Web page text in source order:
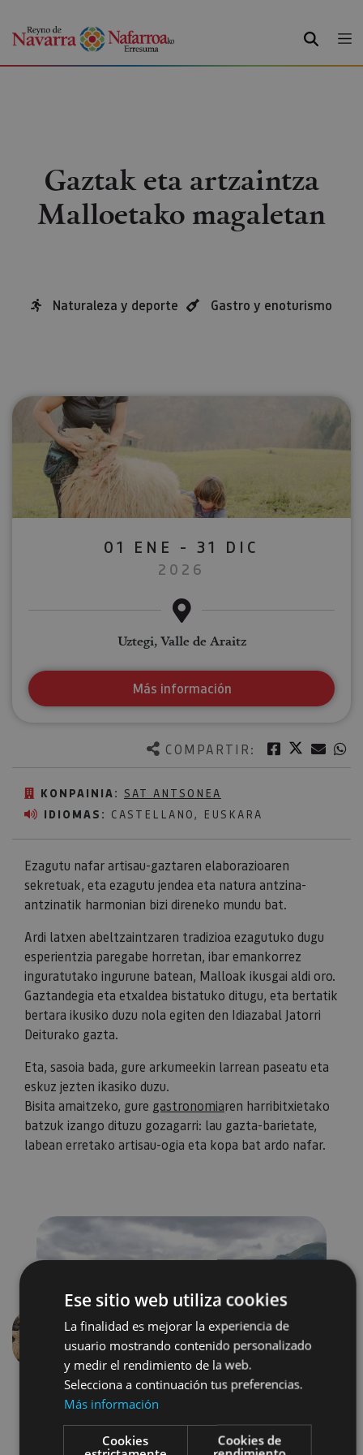
BILATU
Gaztak eta artzaintza
Malloetako magaletan
Naturaleza y deporte Gastro y enoturismo
COMPARTIR: Facebook
Twitter
KONPAINIA: SAT ANTSONEA
IDIOMAS: CASTELLANO, EUSKARA
Ezagutu nafar artisau-gaztaren elaborazioaren
sekretuak, eta ezagutu jendea eta natura antzina-
antzinatik harmonian bizi direneko mundu bat.
Ardi latxen abeltzaintzaren tradizioa ezagutuko dugu
esperientzia paregabe horretan, ibar emankorrez
inguratutako ingurune batean, Malloak ikusgai aldi oro.
Gaztandegia eta etxaldea bistatuko ditugu, eta bertatik
bertara ikusiko duzu nola egiten den Idiazabal Jatorri
Deiturako gazta.
Eta, sasoia bada, gure arkumeekin larrean paseatu eta
eskuz jezten ikasiko duzu.
Bisita amaitzeko, gure gastronomiaren harribitxietako
batzuk izango dituzu gozagarri: lau gazta-barietate,
labean erretako artisau-ogia eta kopa bat ardo nafar.
01 ENE - 31 DIC
2026
Uztegi, Valle de Araitz
Más información
Aurrekoa
Ese sitio web utiliza cookies
La finalidad es mejorar la experiencia de
usuario mostrando contenido personalizado
y medir el rendimiento de la web.
Selecciona a continuación tus preferencias.
Más información
Cookies
Cookies de